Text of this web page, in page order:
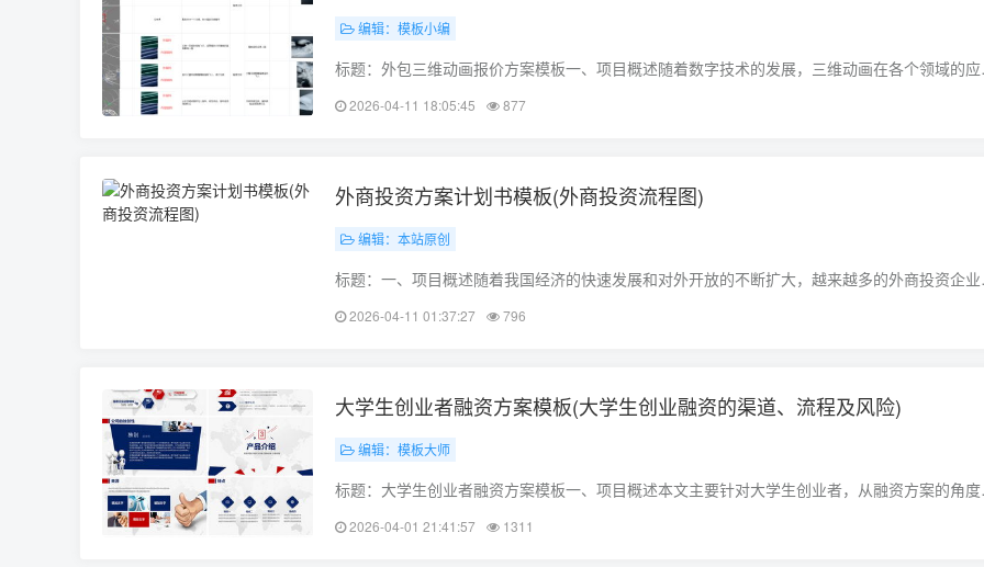
编辑：模板小编
标题：外包三维动画报价方案模板一、项目概述随着数字技术的发展，三维动画在各个领域的应
务。本文将为您介绍我们公司的外包三维动画报价方案模板，帮助您……
2026-04-11 18:05:45 877
外商投资方案计划书模板(外商投资流程图)
编辑：本站原创
标题：一、项目概述随着我国经济的快速发展和对外开放的不断扩大，越来越多的外商投资企业
商投资法》和《中华人民共和国合同法》等法律法规，我们制定了……
2026-04-11 01:37:27 796
大学生创业者融资方案模板(大学生创业融资的渠道、流程及风险)
编辑：模板大师
标题：大学生创业者融资方案模板一、项目概述本文主要针对大学生创业者，从融资方案的角度
资需求、资金用途、还款计划、风险评估、合作诚意等内容。二……
2026-04-01 21:41:57 1311